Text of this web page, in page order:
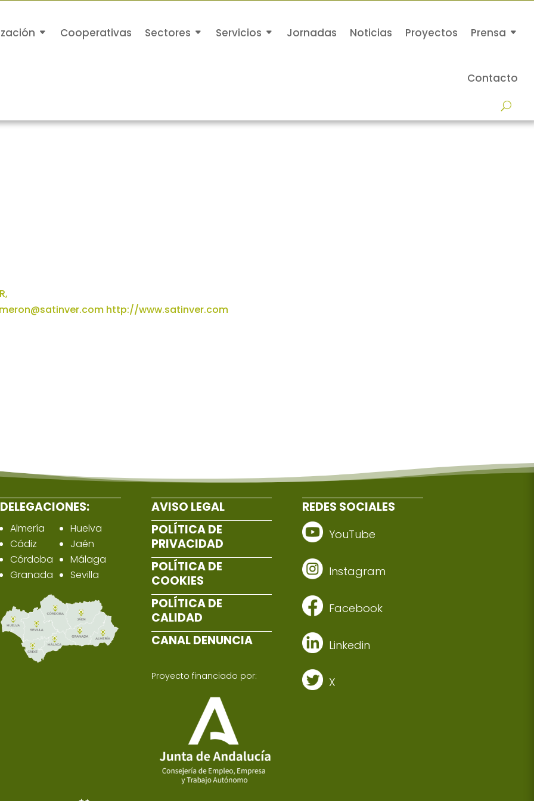
Cooperativas Sectores Servicios Jornadas Noticias Proyectos Prensa
Contacto
http://www.satinver.com
DELEGACIONES:
Almería
Cádiz
Córdoba
Granada
Huelva
Jaén
Málaga
Sevilla
AVISO LEGAL
POLÍTICA DE
PRIVACIDAD
POLÍTICA DE
COOKIES
POLÍTICA DE
CALIDAD
CANAL DENUNCIA
Proyecto financiado por:
REDES SOCIALES
YouTube
Instagram
Facebook
Linkedin
X